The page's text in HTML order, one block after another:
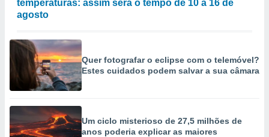
temperaturas: assim será o tempo de 10 a 16 de
agosto
Quer fotografar o eclipse com o telemóvel?
Estes cuidados podem salvar a sua câmara
Um ciclo misterioso de 27,5 milhões de
anos poderia explicar as maiores